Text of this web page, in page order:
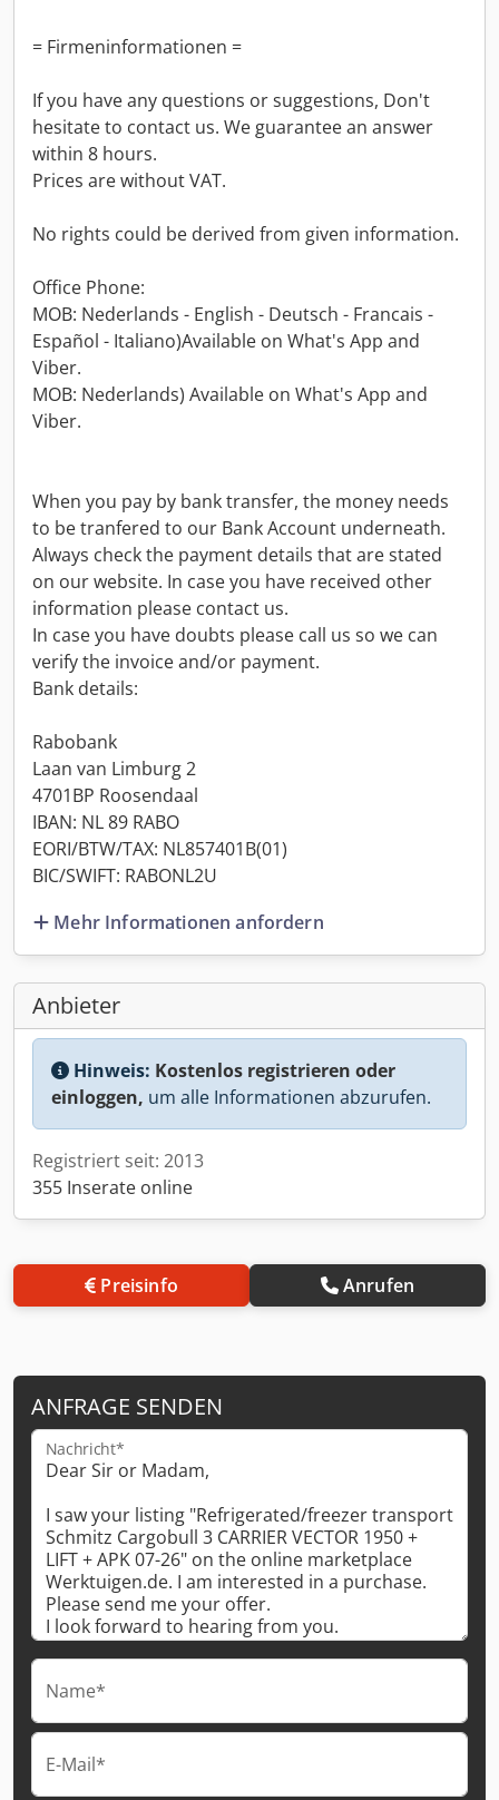
= Firmeninformationen =
If you have any questions or suggestions, Don't
hesitate to contact us. We guarantee an answer
within 8 hours.
Prices are without VAT.
No rights could be derived from given information.
Office Phone:
MOB: Nederlands - English - Deutsch - Francais -
Español - Italiano)Available on What's App and
Viber.
MOB: Nederlands) Available on What's App and
Viber.
When you pay by bank transfer, the money needs
to be tranfered to our Bank Account underneath.
Always check the payment details that are stated
on our website. In case you have received other
information please contact us.
In case you have doubts please call us so we can
verify the invoice and/or payment.
Bank details:
Rabobank
Laan van Limburg 2
4701BP Roosendaal
IBAN: NL 89 RABO
EORI/BTW/TAX: NL857401B(01)
BIC/SWIFT: RABONL2U
Mehr Informationen anfordern
Anbieter
Hinweis: Kostenlos registrieren oder
einloggen, um alle Informationen abzurufen.
Registriert seit: 2013
355 Inserate online
Preisinfo Anrufen
ANFRAGE SENDEN
Nachricht*
Name*
E-Mail*